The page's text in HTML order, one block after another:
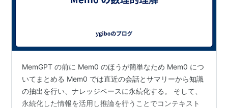
MemGPT の前に Mem0 のほうが簡単なため Mem0 につ
いてまとめる Mem0 では直近の会話とサマリーから知識
の抽出を行い、ナレッジベースに永続化する。 そして、
永続化した情報を活用し推論を行うことでコンテキスト